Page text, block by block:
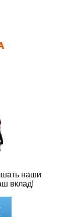
наши
вклад!